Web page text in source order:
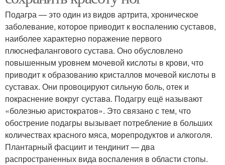
Подагра — это один из видов артрита, хроническое
заболевание, которое приводит к воспалению суставов,
наиболее характерно поражение первого
плюснефалангового сустава. Оно обусловлено
повышенным уровнем мочевой кислоты в крови, что
приводит к образованию кристаллов мочевой кислоты в
суставах. Они провоцируют сильную боль, отек и
покраснение вокруг сустава. Подагру ещё называют
«болезнью аристократов». Это связано с тем, что
обострение подагры вызывает потребление в больших
количествах красного мяса, морепродуктов и алкоголя.
Плантарный фасциит и тендинит — два
распространенных вида воспаления в области стопы.